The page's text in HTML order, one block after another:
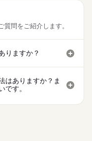
問をご紹介します。
りますか？
はありますか？ま
です。